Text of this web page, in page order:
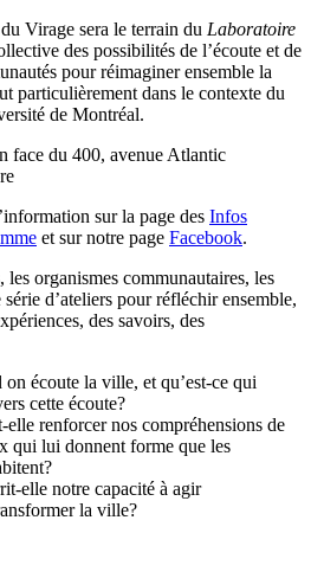
Virage sera le terrain du Laboratoire
des possibilités de l’écoute et de
pour réimaginer ensemble la
particulièrement dans le contexte du
de Montréal.
face du 400, avenue Atlantic
sur la page des Infos
et sur notre page Facebook.
organismes communautaires, les
d’ateliers pour réfléchir ensemble,
des savoirs, des
écoute la ville, et qu’est-ce qui
cette écoute?
renforcer nos compréhensions de
qui lui donnent forme que les
elle notre capacité à agir
la ville?